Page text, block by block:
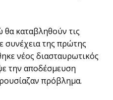
θα καταβληθούν τις
συνέχεια της πρώτης
νέος διασταυρωτικός
την αποδέσμευση
πρόβλημα.